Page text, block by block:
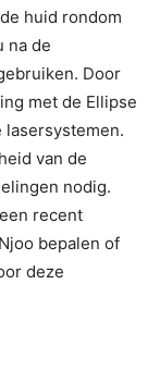
huid rondom
na de
Door
met de Ellipse
lasersystemen.
van de
nodig.
recent
bepalen of
deze